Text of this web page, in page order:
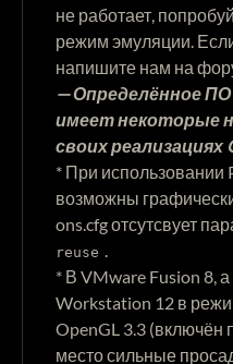
не работает,
режим эмуляции.
напишите нам на
— Определённое
имеет некоторые
своих реализациях
* При использовании
возможны
ons.cfg отсутсвует
reuse .
* В VMware Fusion 8,
Workstation 12 в
OpenGL 3.3
место сильные